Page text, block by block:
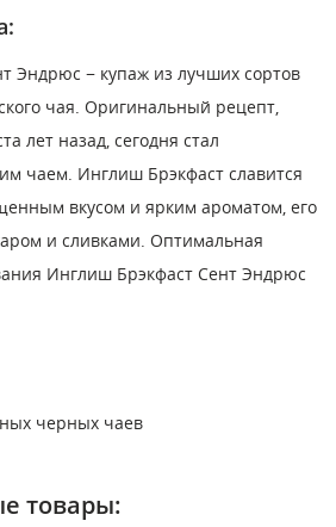
Эндрюс − купаж из лучших сортов
чая. Оригинальный рецепт,
лет назад, сегодня стал
чаем. Инглиш Брэкфаст славится
вкусом и ярким ароматом, его
и сливками. Оптимальная
Инглиш Брэкфаст Сент Эндрюс
черных чаев
товары: